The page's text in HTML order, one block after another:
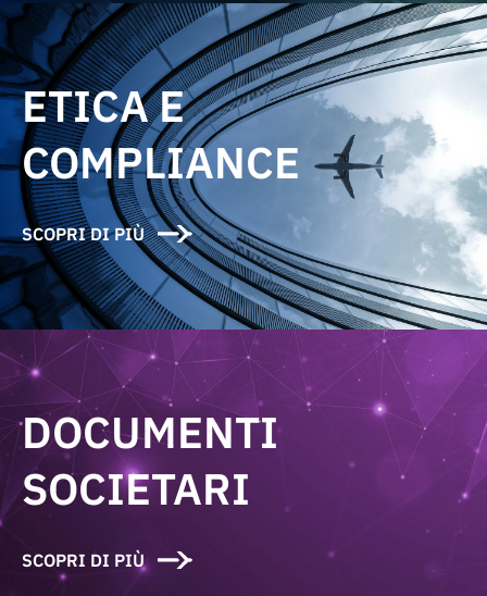
ETICA E
COMPLIANCE
SCOPRI DI PIÙ
DOCUMENTI
SOCIETARI
SCOPRI DI PIÙ